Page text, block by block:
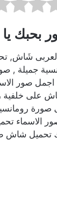
بحبك
شَاش,
جميلة ,
صور
على خلفية
الاسماء
تحميل شاش